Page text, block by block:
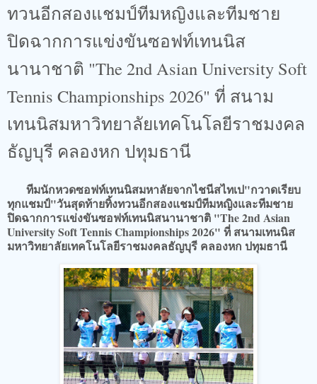
ทวนอีกสองแชมป์ทีมหญิงและทีมชาย
ปิดฉากการแข่งขันซอฟท์เทนนิส
นานาชาติ "The 2nd Asian University Soft
Tennis Championships 2026" ที่ สนาม
เทนนิสมหาวิทยาลัยเทคโนโลยีราชมงคล
ธัญบุรี คลองหก ปทุมธานี
ทีมนักหวดซอฟท์เทนนิสมหาลัยจากไชนีสไทเป"กวาดเรียบ
ทุกแชมป์"วันสุดท้ายทิ้งทวนอีกสองแชมป์ทีมหญิงและทีมชาย
ปิดฉากการแข่งขันซอฟท์เทนนิสนานาชาติ "The 2nd Asian
University Soft Tennis Championships 2026" ที่ สนามเทนนิส
มหาวิทยาลัยเทคโนโลยีราชมงคลธัญบุรี คลองหก ปทุมธานี